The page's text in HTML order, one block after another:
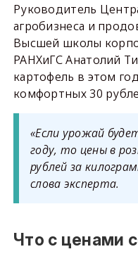
Руководитель
агробизнеса и
Высшей школы
РАНХиГС Анатолий
картофель в этом
комфортных 30
«Если урожай
году, то цены в
рублей за
слова эксперта.
Что с ценами